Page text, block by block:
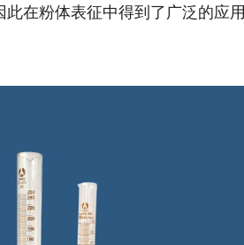
此在粉体表征中得到了广泛的应